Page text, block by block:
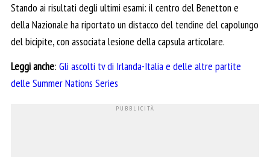
Stando ai risultati degli ultimi esami: il centro del Benetton e
della Nazionale ha riportato un distacco del tendine del capolungo
del bicipite, con associata lesione della capsula articolare.
Leggi anche: Gli ascolti tv di Irlanda-Italia e delle altre partite
delle Summer Nations Series